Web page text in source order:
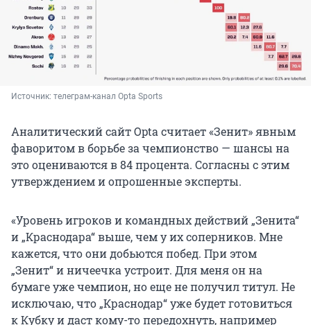
Источник: телеграм-канал Opta Sports
Аналитический сайт Opta считает «Зенит» явным
фаворитом в борьбе за чемпионство — шансы на
это оцениваются в 84 процента. Согласны с этим
утверждением и опрошенные эксперты.
«Уровень игроков и командных действий „Зенита“
и „Краснодара“ выше, чем у их соперников. Мне
кажется, что они добьются побед. При этом
„Зенит“ и ничеечка устроит. Для меня он на
бумаге уже чемпион, но еще не получил титул. Не
исключаю, что „Краснодар“ уже будет готовиться
к Кубку и даст кому-то передохнуть, например